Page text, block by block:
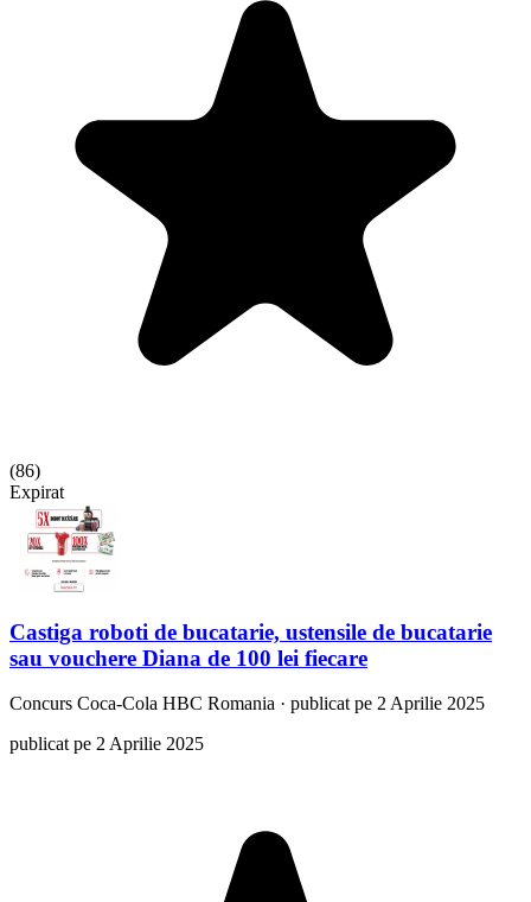
(86)
Expirat
Castiga roboti de bucatarie, ustensile de bucatarie
sau vouchere Diana de 100 lei fiecare
Concurs Coca-Cola HBC Romania · publicat pe 2 Aprilie 2025
publicat pe 2 Aprilie 2025